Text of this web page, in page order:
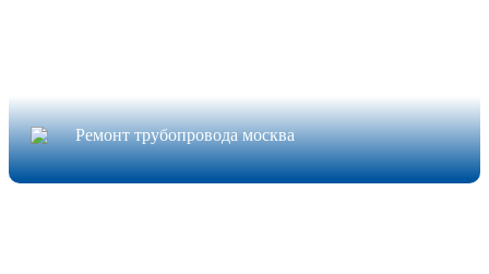
Ремонт трубопровода москва